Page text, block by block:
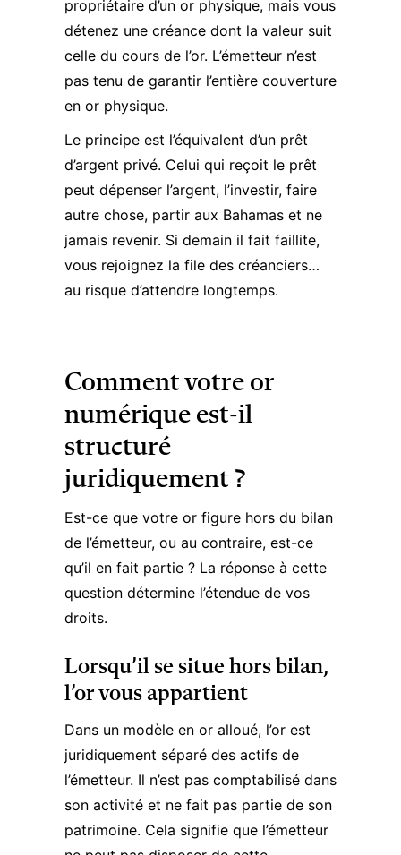
propriétaire d’un or physique, mais vous
détenez une créance dont la valeur suit
celle du cours de l’or. L’émetteur n’est
pas tenu de garantir l’entière couverture
en or physique.
Le principe est l’équivalent d’un prêt
d’argent privé. Celui qui reçoit le prêt
peut dépenser l’argent, l’investir, faire
autre chose, partir aux Bahamas et ne
jamais revenir. Si demain il fait faillite,
vous rejoignez la file des créanciers…
au risque d’attendre longtemps.
Comment votre or
numérique est-il
structuré
juridiquement ?
Est-ce que votre or figure hors du bilan
de l’émetteur, ou au contraire, est-ce
qu’il en fait partie ? La réponse à cette
question détermine l’étendue de vos
droits.
Lorsqu’il se situe hors bilan,
l’or vous appartient
Dans un modèle en or alloué, l’or est
juridiquement séparé des actifs de
l’émetteur. Il n’est pas comptabilisé dans
son activité et ne fait pas partie de son
patrimoine. Cela signifie que l’émetteur